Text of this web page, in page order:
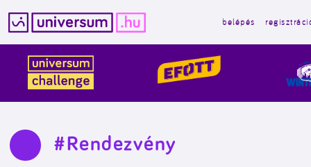
tartalomba
belépés
#Rendezvény